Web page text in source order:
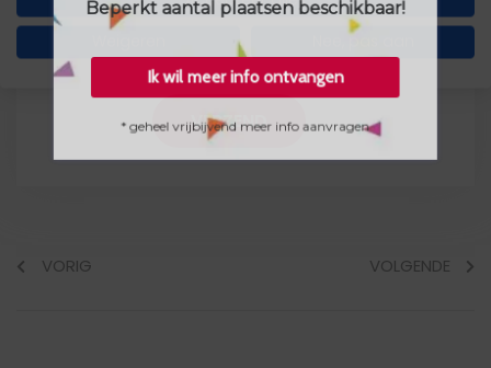
Ik ga akkoord met de privacybepalingen..
VORIG VOLGENDE
Beperkt aantal plaatsen beschikbaar!
Ik wil meer info ontvangen
* geheel vrijbijvend meer info aanvragen
Nee, pas aan